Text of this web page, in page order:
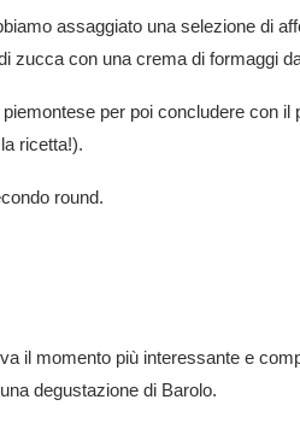
assaggiato una selezione di
zucca con una crema di formaggi
per poi concludere con il
ricetta!).
round.
il momento più interessante e
degustazione di Barolo.